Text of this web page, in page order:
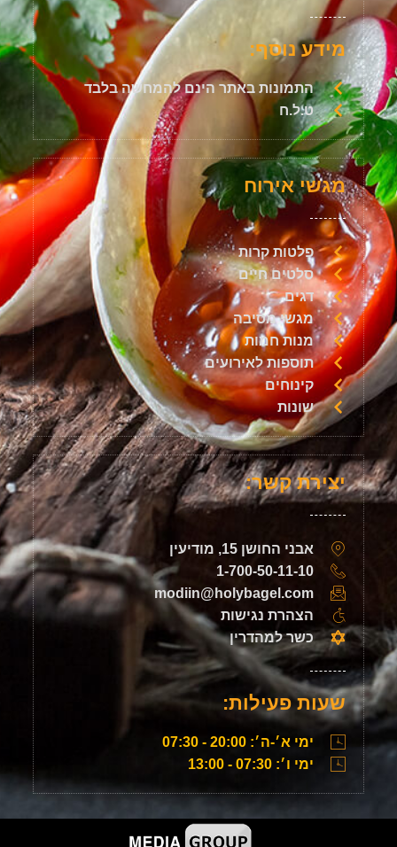
יצירת קשר:
אבני החושן 15, מודיעין
1-700-50-11-10
modiin@holybagel.com
הצהרת נגישות
כשר למהדרין
שעות פעילות:
ימי א׳-ה׳: 20:00 - 07:30
ימי ו׳: 07:30 - 13:00
מגשי אירוח
פלטות קרות
סלטים חיים
דגים
מגשי מסיבה
מנות חמות
תוספות לאירועים
קינוחים
שונות
מידע נוסף:
התמונות באתר הינם להמחשה בלבד
ט.ל.ח